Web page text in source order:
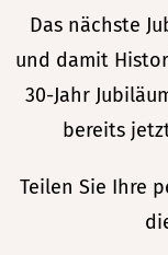
Das nächste
und damit
30-Jahr
bereits
Teilen Sie Ihre